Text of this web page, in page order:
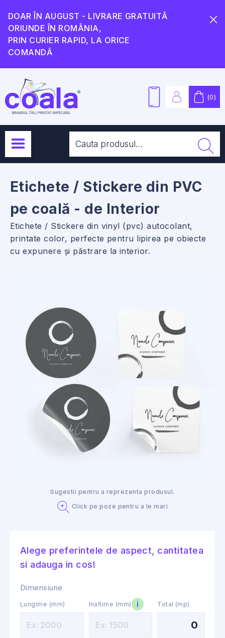
DOAR ÎN AUGUST - LIVRARE GRATUITĂ
ORIUNDE ÎN ROMÂNIA,
PRIN CURIER RAPID, LA ORICE
COMANDĂ
(0)
Etichete / Stickere din PVC
pe coală - de Interior
Etichete / Stickere din vinyl (pvc) autocolant,
printate color, perfecte pentru lipirea pe obiecte
cu expunere și păstrare la interior.
Sugestii pentru a reprezenta produsul.
Click pe poze pentru a le mari
Alege preferintele de aspect, cantitatea
si adauga in cos!
Lungime (mm) Inaltime (mm) i Total (mp)
Dimensiune
0